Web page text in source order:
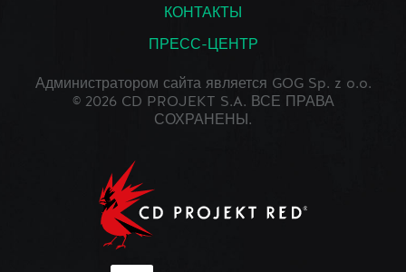
КОНТАКТЫ
ПРЕСС-ЦЕНТР
Администратором сайта является GOG Sp. z o.o.
© 2026 CD PROJEKT S.A. ВСЕ ПРАВА
СОХРАНЕНЫ.